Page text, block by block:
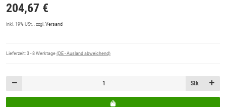
204,67 €
inkl. 19% USt. , zzgl. Versand
Lieferzeit: 3 - 8 Werktage (DE - Ausland abweichend)
Stk